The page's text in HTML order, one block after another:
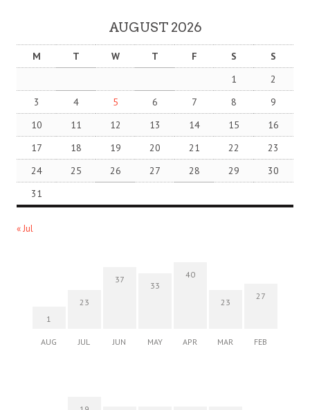
AUGUST 2026
M T W T F S
S
1
2
3
4 5 6 7 8
9
10
11 12 13 14 15
16
17
18 19 20 21 22
23
24
25 26 27 28 29
30
31
« Jul
1
AUG
23
JUL
37
JUN
33
MAY
40
APR
23
MAR
27
FEB